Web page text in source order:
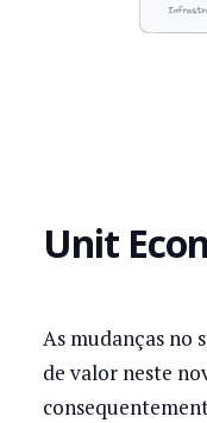
Unit
As mudanças no
de valor neste